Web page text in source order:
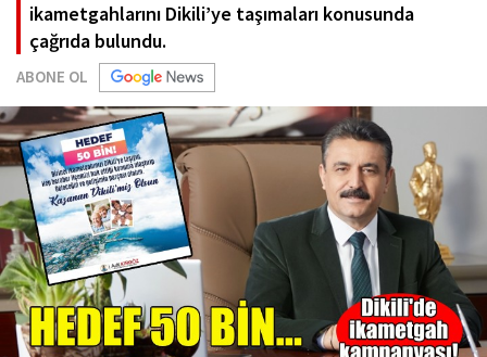
ikametgahlarını Dikili’ye taşımaları konusunda
çağrıda bulundu.
ABONE OL